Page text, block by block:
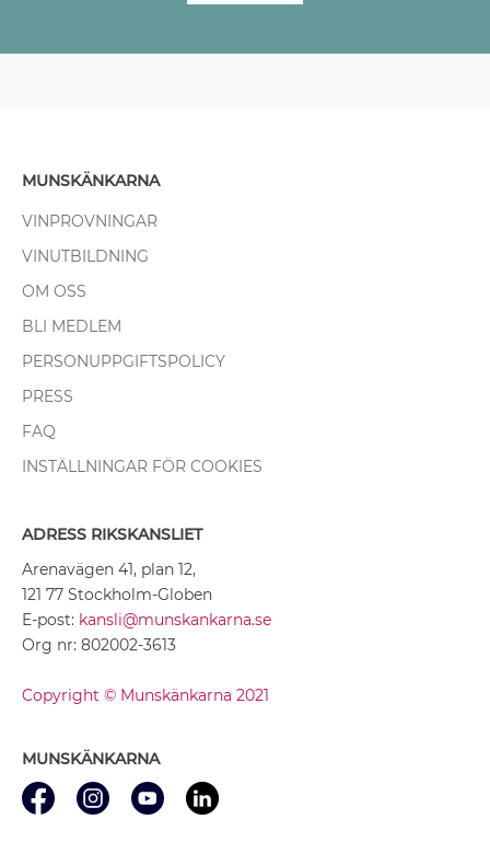
MUNSKÄNKARNA
VINPROVNINGAR
VINUTBILDNING
OM OSS
BLI MEDLEM
PERSONUPPGIFTSPOLICY
PRESS
FAQ
INSTÄLLNINGAR FÖR COOKIES
ADRESS RIKSKANSLIET
Arenavägen 41, plan 12,
121 77 Stockholm-Globen
E-post: kansli@munskankarna.se
Org nr: 802002-3613
Copyright © Munskänkarna 2021
MUNSKÄNKARNA